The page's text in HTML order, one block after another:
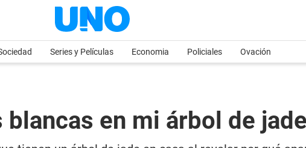
Series y Películas Economia Policiales Ovación
en mi árbol de jade